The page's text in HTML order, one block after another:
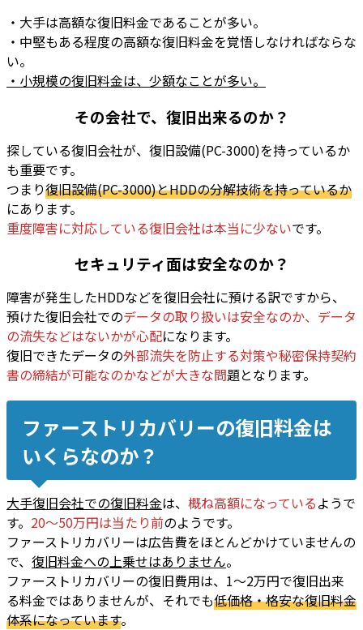
・大手は高額な復旧料金であることが多い。
・中堅もある程度の高額な復旧料金を覚悟しなければならな
い。
・小規模の復旧料金は、少額なことが多い。
その会社で、復旧出来るのか？
探している復旧会社が、復旧設備(PC-3000)を持っているか
も重要です。
つまり復旧設備(PC-3000)とHDDの分解技術を持っているか
にあります。
重度障害に対応している復旧会社は本当に少ないです。
セキュリティ面は安全なのか？
障害が発生したHDDなどを復旧会社に預ける訳ですから、
預けた復旧会社でのデータの取り扱いは安全なのか、データ
の流失などはないかが心配になります。
復旧できたデータの外部流失を防止する対策や秘密保持契約
書の締結が可能なのかなどが大きな問題となります。
ファーストリカバリーの復旧料金は
いくらなのか？
大手復旧会社での復旧料金は、 概ね高額になっているようで
す。 20～50万円は当たり前のようです。
ファーストリカバリーは広告費をほとんどかけていませんの
で、 復旧料金への上乗せはありません。
ファーストリカバリーの復旧費用は、1～2万円で復旧出来
る料金ではありませんが、それでも低価格・格安な復旧料金
体系になっています。